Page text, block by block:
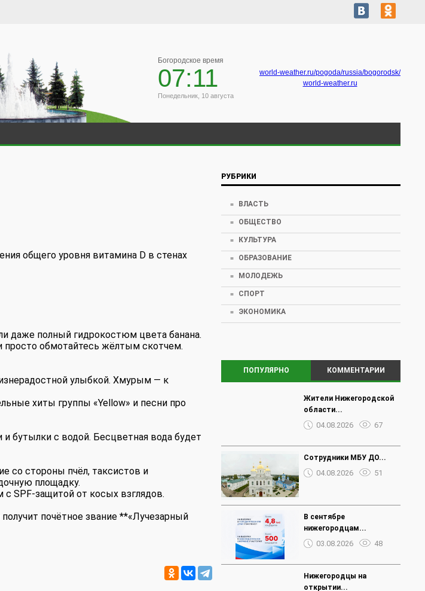
Богородское время
07:11
Понедельник, 10 августа
world-weather.ru/pogoda/russia/bogorodsk/
world-weather.ru
общего уровня витамина D в стенах
даже полный гидрокостюм цвета банана.
просто обмотайтесь жёлтым скотчем.
улыбкой. Хмурым — к
хиты группы «Yellow» и песни про
бутылки с водой. Бесцветная вода будет
со стороны пчёл, таксистов и
площадку.
SPF-защитой от косых взглядов.
почётное звание **«Лучезарный
РУБРИКИ
ВЛАСТЬ
ОБЩЕСТВО
КУЛЬТУРА
ОБРАЗОВАНИЕ
МОЛОДЕЖЬ
СПОРТ
ЭКОНОМИКА
ПОПУЛЯРНО КОММЕНТАРИИ
Жители Нижегородской
области...
04.08.2026 67
Сотрудники МБУ ДО...
04.08.2026 51
В сентябре
нижегородцам...
03.08.2026 48
Нижегородцы на
открытии...